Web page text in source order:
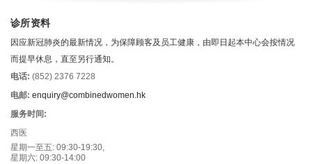
诊所资料
因应新冠肺炎的最新情况，为保障顾客及员工健康，由即日起本中心会按情况
而提早休息，直至另行通知。
电话: (852) 2376 7228
电邮: enquiry@combinedwomen.hk
服务时间:
西医
星期一至五: 09:30-19:30,
星期六: 09:30-14:00